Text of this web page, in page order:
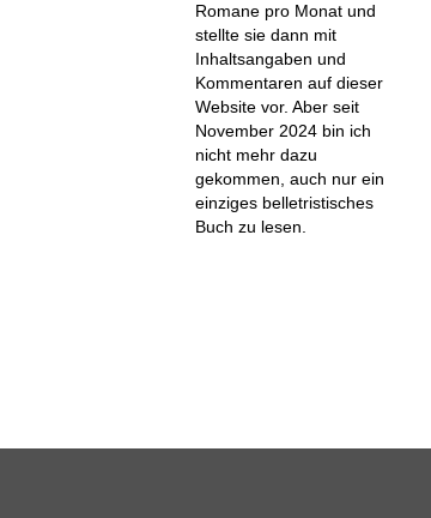
Romane pro Monat und
stellte sie dann mit
Inhaltsangaben und
Kommentaren auf dieser
Website vor. Aber seit
November 2024 bin ich
nicht mehr dazu
gekommen, auch nur ein
einziges belletristisches
Buch zu lesen.